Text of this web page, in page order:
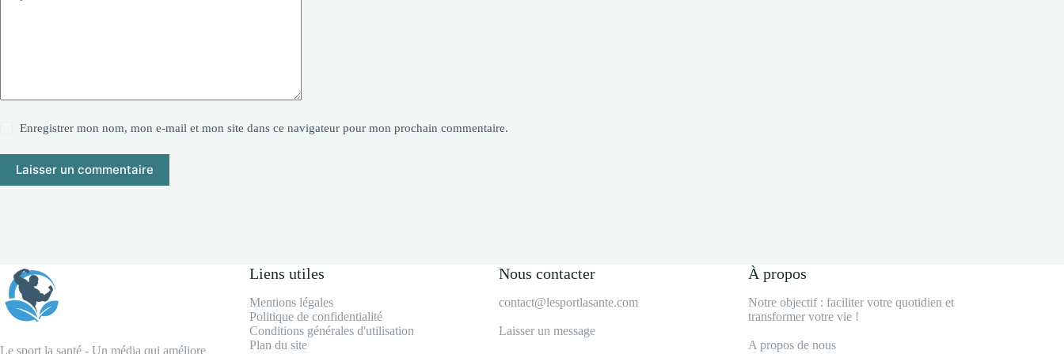
Enregistrer mon nom, mon e-mail et mon site dans ce navigateur pour mon prochain commentaire.
Laisser un commentaire
Le sport la santé - Un média qui améliore
Liens utiles
Mentions légales
Politique de confidentialité
Conditions générales d'utilisation
Plan du site
Nous contacter
contact@lesportlasante.com
Laisser un message
À propos
Notre objectif : faciliter votre quotidien et
transformer votre vie !
A propos de nous